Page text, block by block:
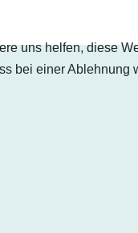
uns helfen, diese
bei einer